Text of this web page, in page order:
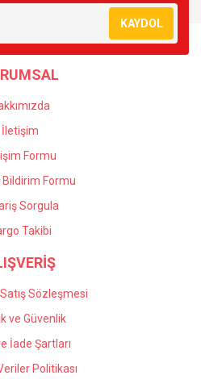
veya görüntülenemiyor.
bilgiler bulunuyor.
bulunuyor.
daha pahalı.
Gönder
KAYDOL
İletişim
Formu
Bildirim Formu
Sorgula
Takibi
Sözleşmesi
ve Güvenlik
İade Şartları
Politikası